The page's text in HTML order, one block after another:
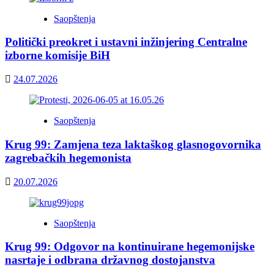
Saopštenja
Politički preokret i ustavni inžinjering Centralne
izborne komisije BiH
24.07.2026
Saopštenja
Krug 99: Zamjena teza laktaškog glasnogovornika
zagrebačkih hegemonista
20.07.2026
Saopštenja
Krug 99: Odgovor na kontinuirane hegemonijske
nasrtaje i odbrana državnog dostojanstva